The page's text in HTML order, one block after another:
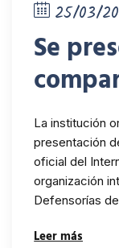
25/03/
Se
del
La institución
presentación
oficial del
organización
Defensorías
Leer más